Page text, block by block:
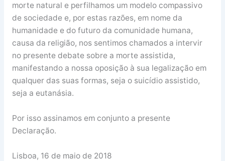
morte natural e perfilhamos um modelo compassivo
de sociedade e, por estas razões, em nome da
humanidade e do futuro da comunidade humana,
causa da religião, nos sentimos chamados a intervir
no presente debate sobre a morte assistida,
manifestando a nossa oposição à sua legalização em
qualquer das suas formas, seja o suicídio assistido,
seja a eutanásia.
Por isso assinamos em conjunto a presente
Declaração.
Lisboa, 16 de maio de 2018